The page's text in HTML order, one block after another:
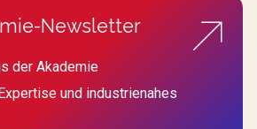
Newsletter
der Akademie
und industrienahes